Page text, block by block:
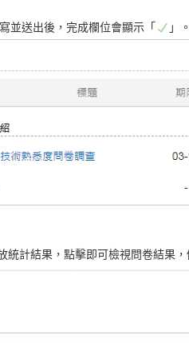
並送出後，完成欄位會顯示「
」。
統計結果，點擊即可檢視問卷結果